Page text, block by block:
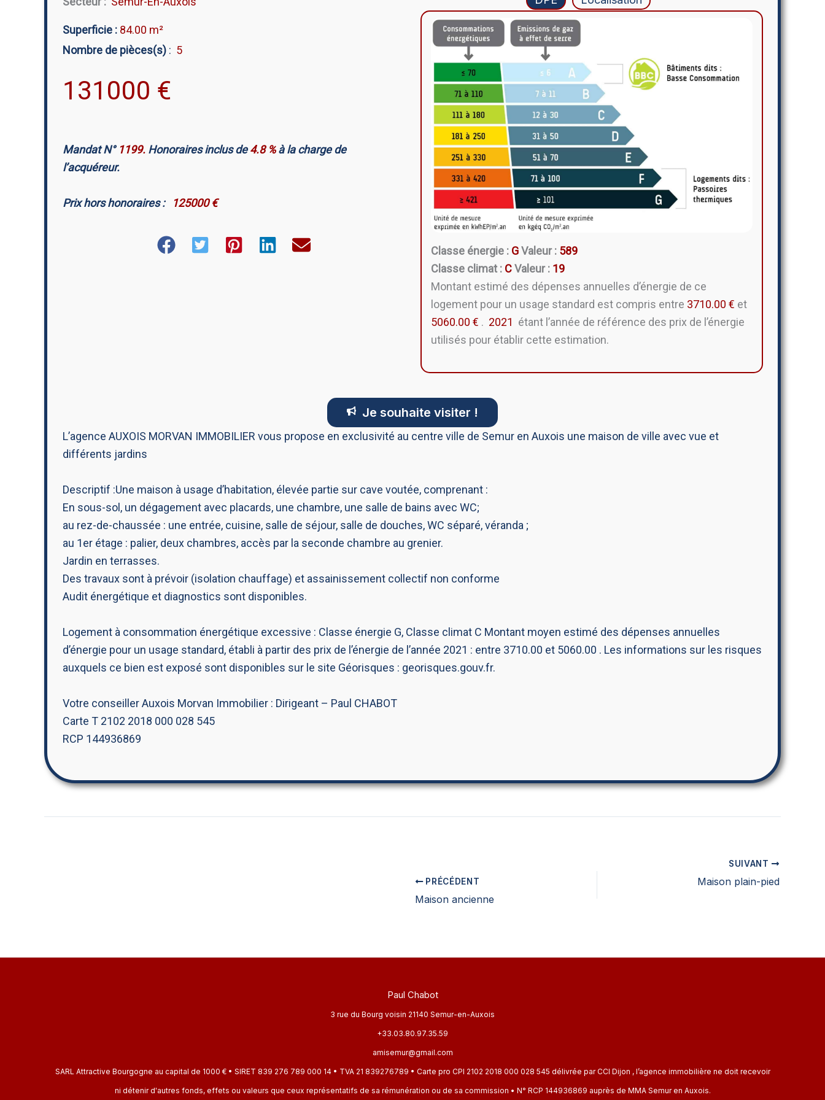
Superficie : 84.00 m²
Nombre de pièces(s) : 5
131000 €
Mandat N° 1199. Honoraires inclus de4.8 %à la charge de
l’acquéreur.
Prix hors honoraires : 125000 €
Classe énergie : GValeur : 589
Classe climat : CValeur : 19
Montant estimé des dépenses annuelles d’énergie de ce
logement pour un usage standard est compris entre 3710.00 € et
5060.00 € . 2021 étant l’année de référence des prix de l’énergie
utilisés pour établir cette estimation.
Je souhaite visiter !
L’agence AUXOIS MORVAN IMMOBILIER vous propose en exclusivité au centre ville de Semur en Auxois une maison de ville avec vue et
différents jardins
Descriptif :Une maison à usage d’habitation, élevée partie sur cave voutée, comprenant :
En sous-sol, un dégagement avec placards, une chambre, une salle de bains avec WC;
au rez-de-chaussée : une entrée, cuisine, salle de séjour, salle de douches, WC séparé, véranda ;
au 1er étage : palier, deux chambres, accès par la seconde chambre au grenier.
Jardin en terrasses.
Des travaux sont à prévoir (isolation chauffage) et assainissement collectif non conforme
Audit énergétique et diagnostics sont disponibles.
Logement à consommation énergétique excessive : Classe énergie G, Classe climat C Montant moyen estimé des dépenses annuelles
d’énergie pour un usage standard, établi à partir des prix de l’énergie de l’année 2021 : entre 3710.00 et 5060.00 . Les informations sur les risques
auxquels ce bien est exposé sont disponibles sur le site Géorisques : georisques.gouv.fr.
Votre conseiller Auxois Morvan Immobilier : Dirigeant – Paul CHABOT
Carte T 2102 2018 000 028 545
RCP 144936869
PRÉCÉDENT
Maison ancienne
SUIVANT
Maison plain-pied
Paul Chabot
3 rue du Bourg voisin 21140 Semur-en-Auxois
+33.03.80.97.35.59
amisemur@gmail.com
SARL Attractive Bourgogne au capital de 1000 € • SIRET 839 276 789 000 14 • TVA 21 839276789 • Carte pro CPI 2102 2018 000 028 545 délivrée par CCI Dijon , l’agence immobilière ne doit recevoir
ni détenir d'autres fonds, effets ou valeurs que ceux représentatifs de sa rémunération ou de sa commission • N° RCP 144936869 auprès de MMA Semur en Auxois.